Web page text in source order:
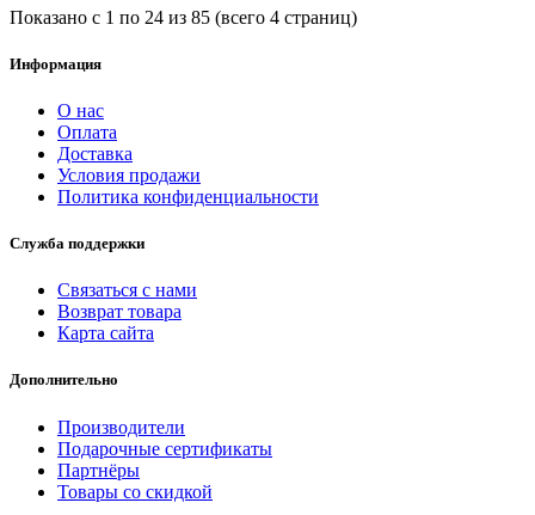
Показано с 1 по 24 из 85 (всего 4 страниц)
Информация
О нас
Оплата
Доставка
Условия продажи
Политика конфиденциальности
Служба поддержки
Связаться с нами
Возврат товара
Карта сайта
Дополнительно
Производители
Подарочные сертификаты
Партнёры
Товары со скидкой